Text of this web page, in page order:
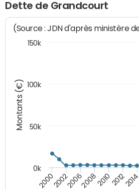
Dette de Grandcourt
Montants (€)
(Source : JDN d'après ministère
2000200220062008201020122014
0k
50k
100k
150k